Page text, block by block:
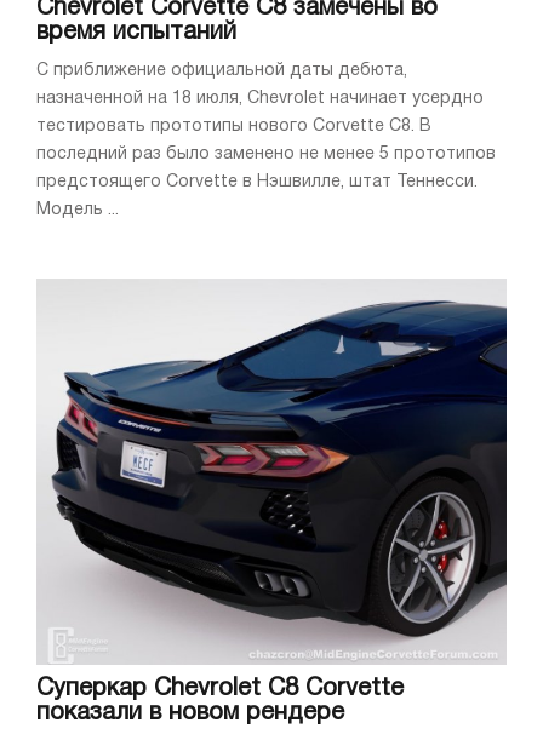
Chevrolet Corvette C8 замечены во
время испытаний
С приближение официальной даты дебюта,
назначенной на 18 июля, Chevrolet начинает усердно
тестировать прототипы нового Corvette C8. В
последний раз было заменено не менее 5 прототипов
предстоящего Corvette в Нэшвилле, штат Теннесси.
Модель ...
Суперкар Chevrolet C8 Corvette
показали в новом рендере